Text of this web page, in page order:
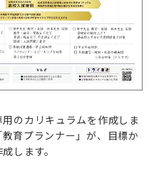
のカリキュラムを作成しま
育プランナー」が、 目標か
します。